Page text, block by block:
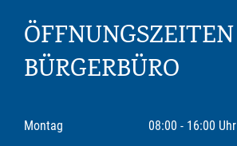
ÖFFNUNGSZEITEN
BÜRGERBÜRO
Montag
08:00 - 16:00 Uhr